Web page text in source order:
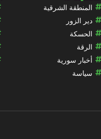
المنطقة الشرقية
دير الزور
الحسكة
الرقة
أخبار سورية
سياسة